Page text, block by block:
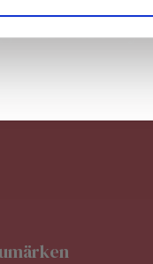
Till Vårt